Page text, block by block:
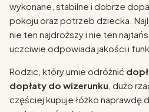
wykonane, stabilne i dobrze
pokoju oraz potrzeb dziecka.
nie ten najdroższy i nie ten
uczciwie odpowiada jakości i
Rodzic, który umie odróżnić
dopłaty do wizerunku , dużo
częściej kupuje łóżko naprawdę